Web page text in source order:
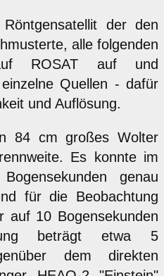
der den
alle folgenden
ROSAT auf und
Quellen - dafür
und Auflösung.
84 cm großes Wolter
Es konnte im
genau
für die Beobachtung
auf 10 Bogensekunden
beträgt etwa 5
dem direkten